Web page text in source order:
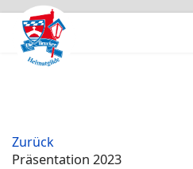
Zurück
Präsentation 2023